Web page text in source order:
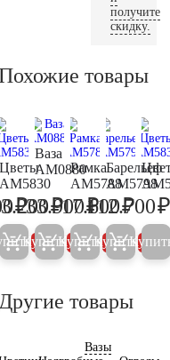
получите
скидку.
товары
Цветы
AM5830
14.600
₽
5%
Ваза
AM0880
108.600
₽
Купить 5%
Рамка
AM5788
35.700
33.900₽
Купить 5%
Барельеф
AM5798
17.600₽
Купить 5%
112.700₽
Другие товары
Вазы